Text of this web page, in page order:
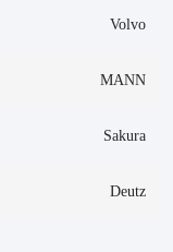
Volvo
MANN
Sakura
Deutz